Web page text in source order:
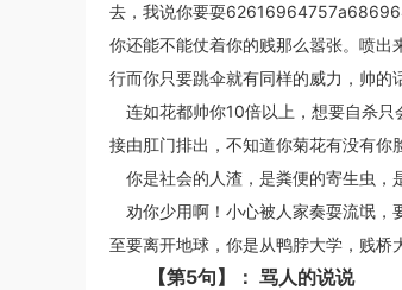
去，我说你要耍
你还能不能仗着你的贱那么嚣张。喷
行而你只要跳伞就有同样的威力，帅的
连如花都帅你10倍以上，想要自杀
接由肛门排出，不知道你菊花有没有你
你是社会的人渣，是粪便的寄生虫，
劝你少用啊！小心被人家奏耍流氓
至要离开地球，你是从鸭脖大学，贱桥
【第5句】： 骂人的说说